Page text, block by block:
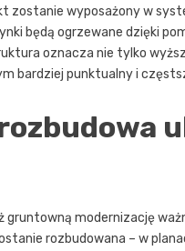
zostanie wyposażony w
będą ogrzewane dzięki
oznacza nie tylko
bardziej punktualny i
gruntowną modernizację
rozbudowana – w